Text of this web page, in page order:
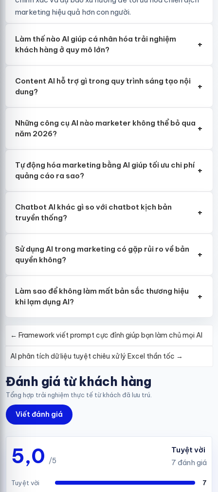
marketing hiệu quả hơn con người.
Làm thế nào AI giúp cá nhân hóa trải nghiệm
khách hàng ở quy mô lớn?
+
Content AI hỗ trợ gì trong quy trình sáng tạo nội
dung?
+
Những công cụ AI nào marketer không thể bỏ qua
năm 2026?
+
Tự động hóa marketing bằng AI giúp tối ưu chi phí
quảng cáo ra sao?
+
Chatbot AI khác gì so với chatbot kịch bản
truyền thống?
+
Sử dụng AI trong marketing có gặp rủi ro về bản
quyền không?
+
Làm sao để không làm mất bản sắc thương hiệu
khi lạm dụng AI?
+
← Framework viết prompt cực đỉnh giúp bạn làm chủ mọi AI
AI phân tích dữ liệu tuyệt chiêu xử lý Excel thần tốc →
Đánh giá từ khách hàng
Tổng hợp trải nghiệm thực tế từ khách đã lưu trú.
Viết đánh giá
5,0 /5
Tuyệt vời
7 đánh giá
Tuyệt vời
7